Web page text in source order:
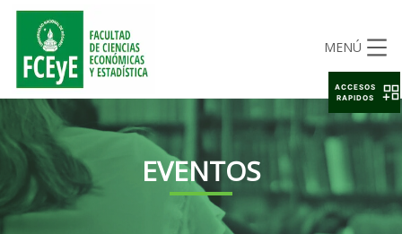
MENÚ
EVENTOS
ACCESOS
RAPIDOS